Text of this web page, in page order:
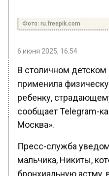
В столичном детском
применила
ребенку,
сообщает Telegram-
Москва».
Пресс-служба
мальчика, Никиты,
бронхиальную астму,